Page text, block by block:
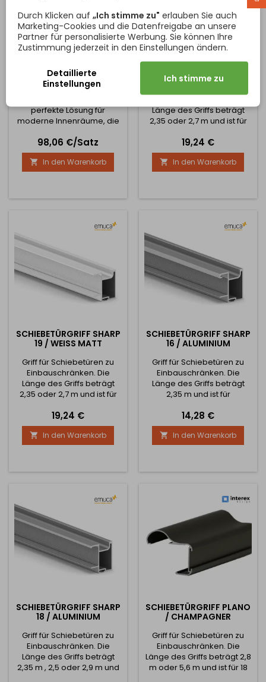
SCHIEBETÜR-BAUSATZ
2M / OHNE DÄMPFUNG
Das Schiebetürenset
perfekte Lösung für
moderne Innenräume, die
hohe Verarbeitungsqualität
und praktischen Nutzen
miteinander verbindet.
Dieses Set ist die ideale
zuverlässiges
funktioniert, sondern dem
einzigartigen...
Preis
98,06 €/Satz
 In den Warenkorb
SCHIEBETÜRGRIFF SHARP
Länge des Griffs beträgt
2,35 oder 2,7 m und ist für
von 19 mm ausgelegt. Die
Borsten für diese Schiene
sind verschiebbar.
Preis
19,24 €
 In den Warenkorb
SCHIEBETÜRGRIFF SHARP
19 / WEISS MATT
Griff für Schiebetüren zu
Einbauschränken. Die
Länge des Griffs beträgt
2,35 oder 2,7 m und ist für
von 19 mm ausgelegt. Die
Borsten für diese Schiene
sind verschiebbar.
Preis
19,24 €
 In den Warenkorb
SCHIEBETÜRGRIFF SHARP
16 / ALUMINIUM
Griff für Schiebetüren zu
Einbauschränken. Die
Länge des Griffs beträgt
2,35 m und ist für
von 16 mm ausgelegt. Die
Borsten für diese Schiene
sind verschiebbar.
Preis
14,28 €
 In den Warenkorb
SCHIEBETÜRGRIFF SHARP
18 / ALUMINIUM
Griff für Schiebetüren zu
Einbauschränken. Die
Länge des Griffs beträgt
2,35 m , 2,5 oder 2,9 m und
SCHIEBETÜRGRIFF PLANO
/ CHAMPAGNER
Griff für Schiebetüren zu
Einbauschränken. Die
Länge des Griffs beträgt 2,8
m oder 5,6 m und ist für 18
Durch Klicken auf „Ich stimme zu" erlauben Sie auch
Marketing-Cookies und die Datenfreigabe an unsere
Partner für personalisierte Werbung. Sie können Ihre
Zustimmung jederzeit in den Einstellungen ändern.
Detaillierte
Einstellungen
Ich stimme zu